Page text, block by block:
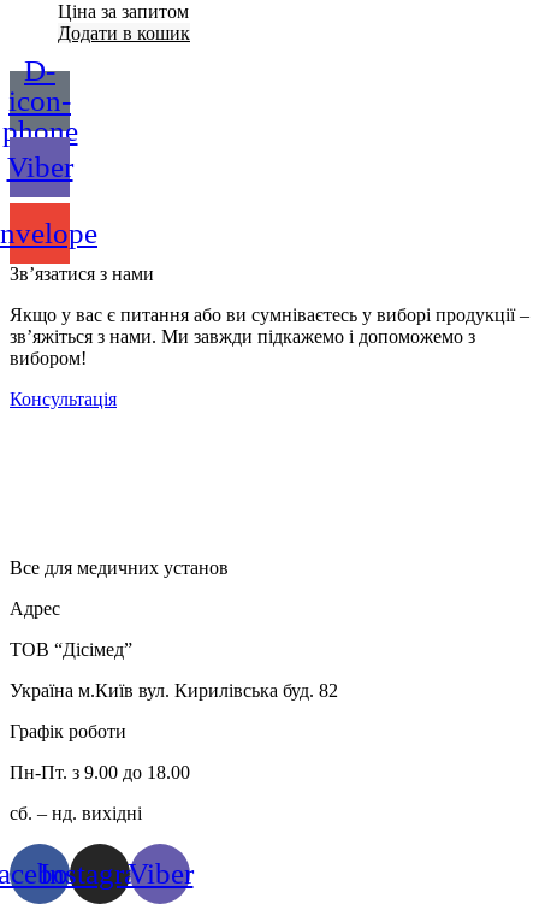
Ціна за запитом
Додати в кошик
D-
icon-
phone
Viber
Зв’язатися з нами
Якщо у вас є питання або ви сумніваєтесь у виборі продукції –
зв’яжіться з нами. Ми завжди підкажемо і допоможемо з
вибором!
Консультація
Все для медичних установ
Адрес
ТОВ “Дісімед”
Україна м.Київ вул. Кирилівська буд. 82
Графік роботи
Пн-Пт. з 9.00 до 18.00
сб. – нд. вихідні
InstagramViber